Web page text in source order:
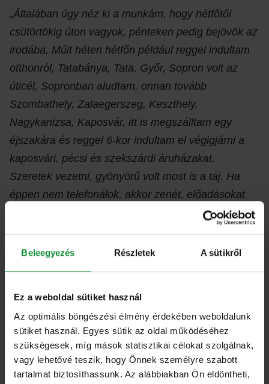
Beleegyezés Részletek A sütikről
Ez a weboldal sütiket használ
Az optimális böngészési élmény érdekében weboldalunk
sütiket használ. Egyes sütik az oldal működéséhez
szükségesek, míg mások statisztikai célokat szolgálnak,
vagy lehetővé teszik, hogy Önnek személyre szabott
tartalmat biztosíthassunk. Az alábbiakban Ön eldöntheti,
„Általában úgy néz ki a munkám, hogy hétfőtől
csütörtökig úton vagyok, pénteken pedig bejövök az
irodába. Múlt héten hétfőn például reggel indultam
otthonról, Tatabánya, Tata, Győr, Sopron volt az
úticél, Sopronban aludtam, onnan tovább
Szombathely, Zalaegerszeg, Keszthely,
Nagykanizsa, Kaposvár, itt is megszálltam egy
éjszakára és reggel 6-kor indultam el végigjárni a
kaposvári, pécsi és szekszárdi áruházakat.
Szeretek vezetni, gyönyörű volt most is a táj. Ha
éppen nem telefonálok, akkor zenét, előadásokat
hallgatok út közben, amit nagyon élvezek. Aztán jó
lenni, nagyon jó a csapat, élvezem a benti
A segítés, mint közös érték
Fontos számára az egészséges életmód, egy ideje
vegetáriánus, így sok zöldséget, gyümölcsöt és
persze salátát fogyaszt. Az Eisberg termékei közül a